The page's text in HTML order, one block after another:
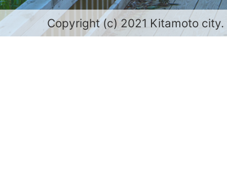
Copyright (c) 2021 Kitamoto city.